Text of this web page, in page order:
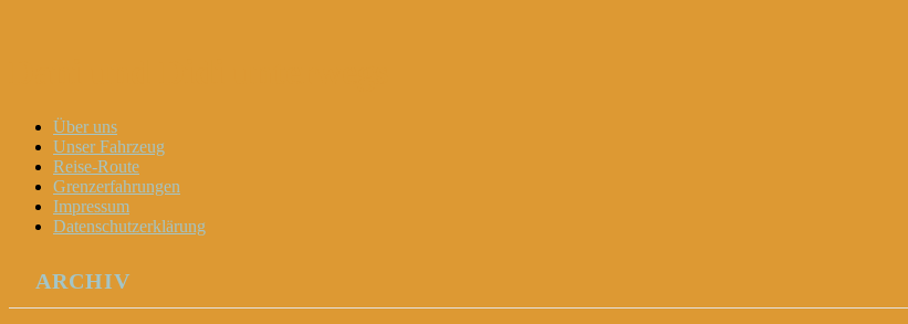
Menu
Widgets
Search
Skip
content
Über uns
Unser Fahrzeug
Reise-Route
Grenzerfahrungen
Impressum
Datenschutzerklärung
ARCHIV